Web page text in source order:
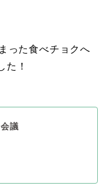
った食べチョクへ
た！
議